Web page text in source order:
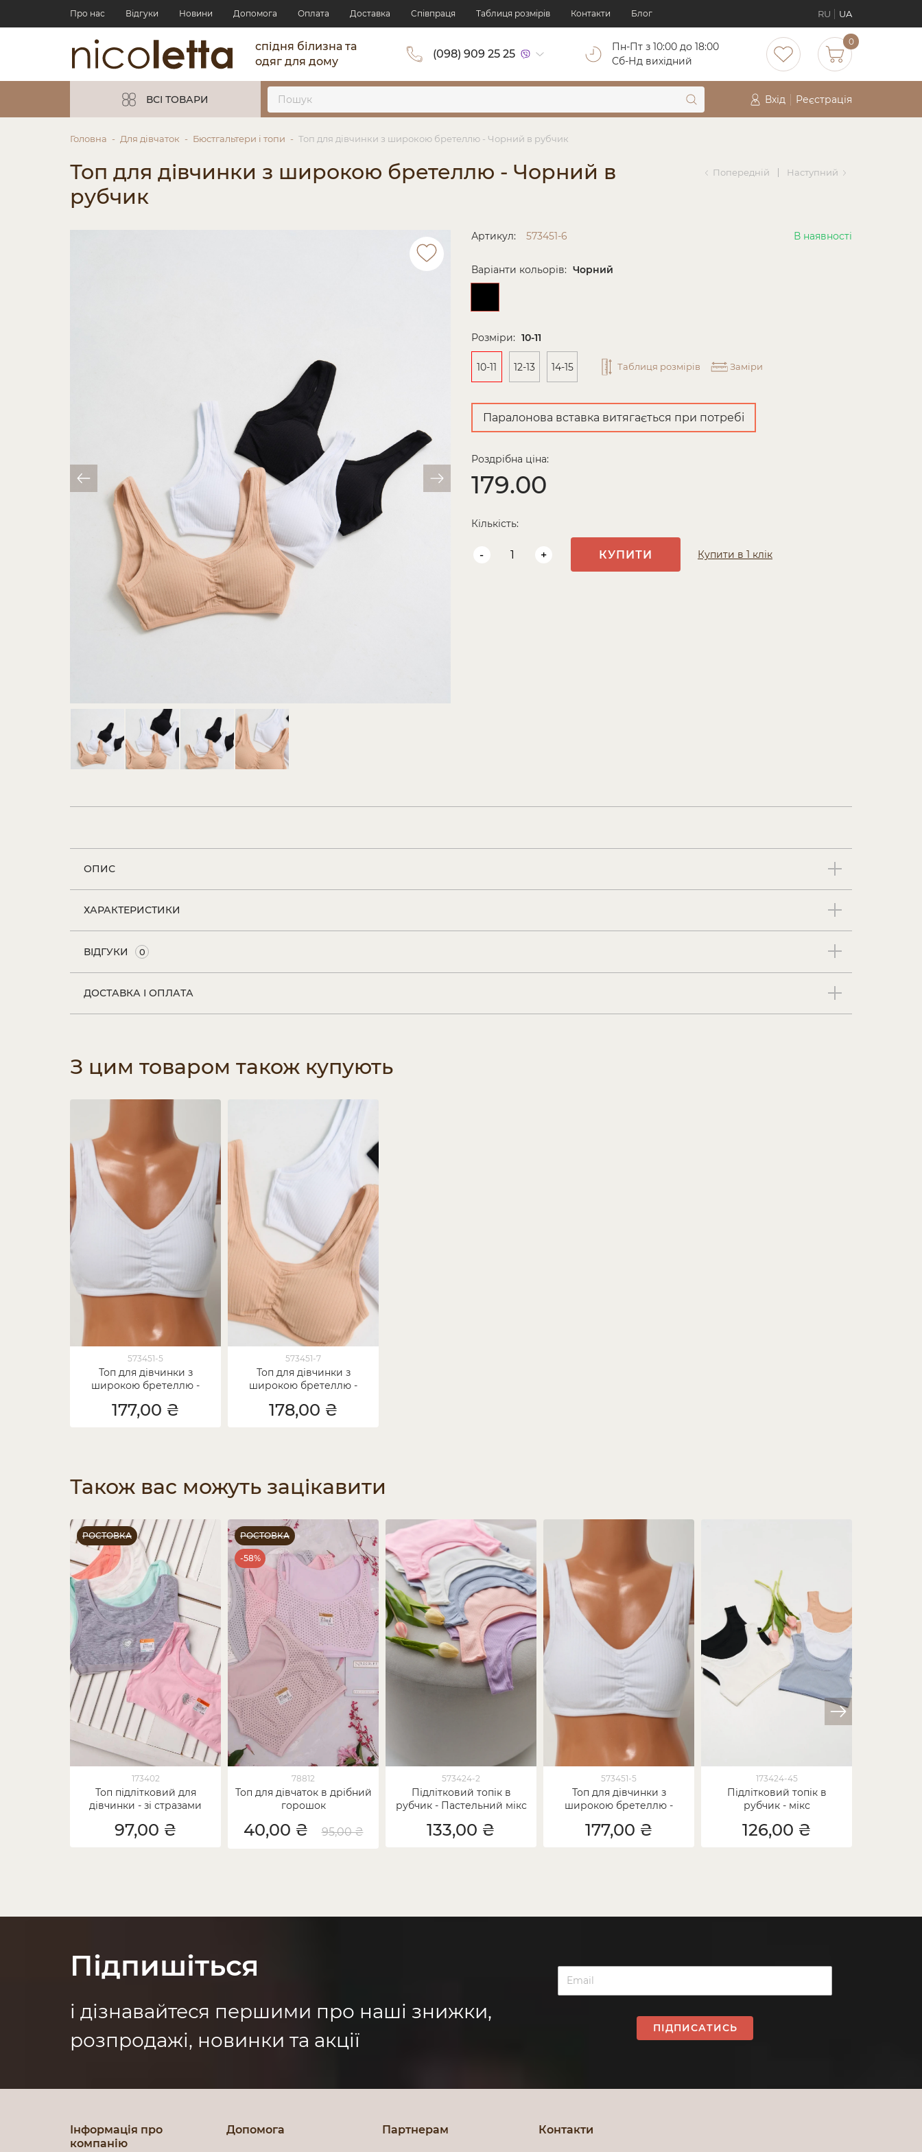
Про нас Відгуки Новини Допомога Оплата Доставка Cпівпраця Таблиця розмірів Контакти Блог RU UA
спідня білизна та
одяг для дому
(098) 909 25 25
Пн-Пт з 10:00 до 18:00
Cб-Нд вихідний
0
ВСІ ТОВАРИ Вхід Реєстрація
Головна Для дівчаток Бюстгальтери і топи Топ для дівчинки з широкою бретеллю - Чорний в рубчик
Топ для дівчинки з широкою бретеллю - Чорний в
рубчик
Попередній Наступний
Артикул: 573451-6 В наявності
Варіанти кольорів: Чорний
Розміри: 10-11
10-11 12-13 14-15 Таблиця розмірів Заміри
Паралонова вставка витягається при потребі
Роздрібна ціна:
179.00
Кількість:
- + КУПИТИ Купити в 1 клік
ОПИС
ХАРАКТЕРИСТИКИ
ВІДГУКИ 0
ДОСТАВКА І ОПЛАТА
З цим товаром також купують
573451-5
Топ для дівчинки з
широкою бретеллю -
177,00 ₴
573451-7
Топ для дівчинки з
широкою бретеллю -
178,00 ₴
Також вас можуть зацікавити
РОСТОВКА
173402
Топ підлітковий для
дівчинки - зі стразами
97,00 ₴
РОСТОВКА
-58%
78812
Топ для дівчаток в дрібний
горошок
40,00 ₴ 95,00 ₴
573424-2
Підлітковий топік в
рубчик - Пастельний мікс
133,00 ₴
573451-5
Топ для дівчинки з
широкою бретеллю -
177,00 ₴
173424-45
Підлітковий топік в
рубчик - мікс
126,00 ₴
Підпишіться
і дізнавайтеся першими про наші знижки,
розпродажі, новинки та акції
ПІДПИСАТИСЬ
Інформація про
компанію
Допомога Партнерам Контакти